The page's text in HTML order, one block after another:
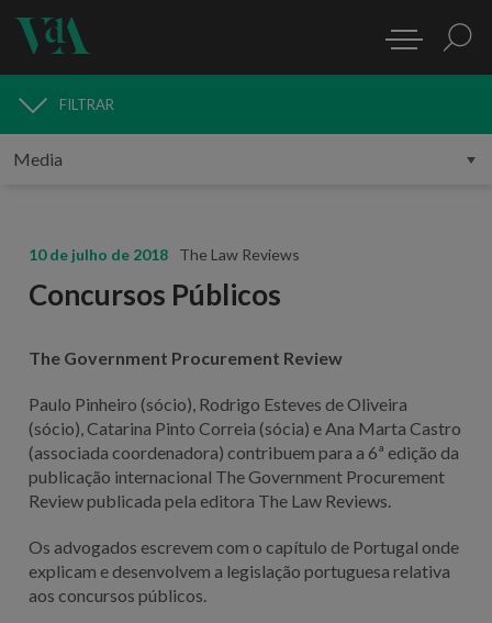
MEDIA
FILTRAR
10 de julho de 2018 The Law Reviews
Concursos Públicos
The Government Procurement Review
Paulo Pinheiro (sócio), Rodrigo Esteves de Oliveira
(sócio), Catarina Pinto Correia (sócia) e Ana Marta Castro
(associada coordenadora) contribuem para a 6ª edição da
publicação internacional The Government Procurement
Review publicada pela editora The Law Reviews.
Os advogados escrevem com o capítulo de Portugal onde
explicam e desenvolvem a legislação portuguesa relativa
aos concursos públicos.